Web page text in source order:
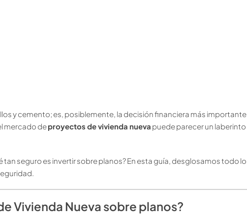
y cemento; es, posiblemente, la decisión financiera más importante
mercado deproyectos de vivienda nueva puede parecer un laberinto
tan seguro es invertir sobre planos? En esta guía, desglosamos todo lo
Vivienda Nueva sobre planos?